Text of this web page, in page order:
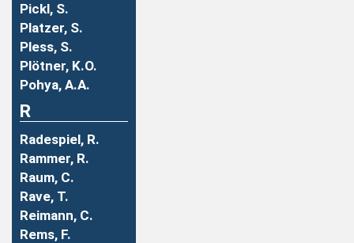
Pickl, S.
Platzer, S.
Pless, S.
Plötner, K.O.
Pohya, A.A.
R
Radespiel, R.
Rammer, R.
Raum, C.
Rave, T.
Reimann, C.
Rems, F.